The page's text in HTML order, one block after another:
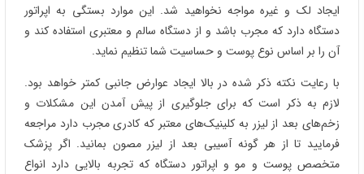
ایجاد لک و غیره مواجه نخواهید شد. این موارد بستگی به اپراتور
دستگاه دارد که مجرب باشد و از دستگاه سالم و معتبری استفاده کند و
آن را بر اساس نوع پوست و حساسیت شما تنظیم نماید.
با رعایت نکته ذکر شده در بالا ایجاد عوارض جانبی کمتر خواهد بود.
لازم به ذکر است که برای جلوگیری از پیش آمدن این مشکلات و
زخم‌های بعد از لیزر به کلینیک‌های معتبر که کادری مجرب دارد مراجعه
فرمایید تا از هر گونه آسیبی بعد از لیزر مصون بمانید. اگر پزشک
متخصص پوست و مو و اپراتور دستگاه که تجربه بالایی دارد انواع